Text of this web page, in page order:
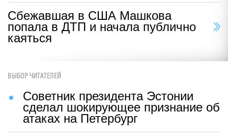
Сбежавшая в США Машкова
попала в ДТП и начала публично
каяться
ВЫБОР ЧИТАТЕЛЕЙ
Советник президента Эстонии
сделал шокирующее признание об
атаках на Петербург